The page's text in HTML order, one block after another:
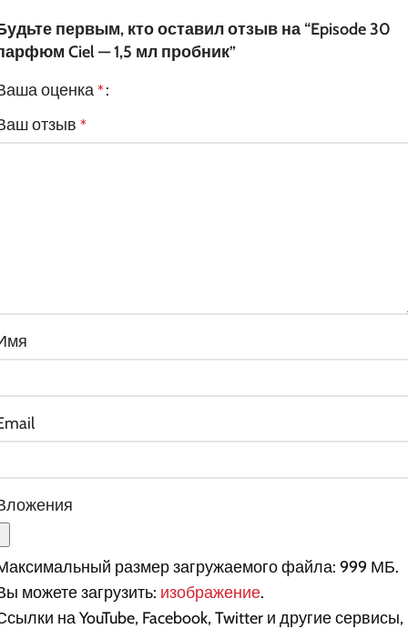
первым, кто оставил отзыв на “Episode 30
Ciel — 1,5 мл пробник”
оценка *
отзыв *
размер загружаемого файла: 999 МБ.
можете загрузить: изображение.
на YouTube, Facebook, Twitter и другие сервисы,